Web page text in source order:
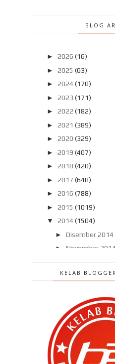
BLOG
► 2026 (16)
► 2025 (63)
► 2024 (170)
► 2023 (171)
► 2022 (182)
► 2021 (389)
► 2020 (329)
► 2019 (407)
► 2018 (420)
► 2017 (648)
► 2016 (788)
► 2015 (1019)
▼
2014 (1504)
► Disember 2014
► November 2014
►September
Cermin mata
Bila cari dengan
Nasi lemak dan
Kalau anak aku ..
KELAB